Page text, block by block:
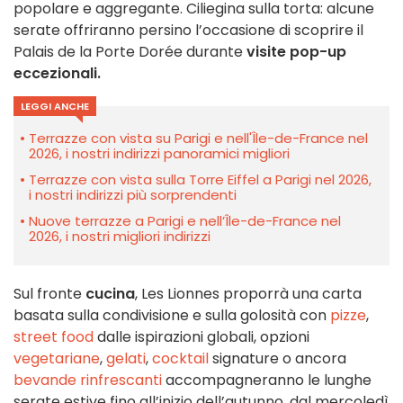
popolare e aggregante. Ciliegina sulla torta: alcune
serate offriranno persino l’occasione di scoprire il
Palais de la Porte Dorée durantevisite pop-up
eccezionali.
LEGGI ANCHE
Terrazze con vista su Parigi e nell'Île-de-France nel
2026, i nostri indirizzi panoramici migliori
Terrazze con vista sulla Torre Eiffel a Parigi nel 2026,
i nostri indirizzi più sorprendenti
Nuove terrazze a Parigi e nell’Île-de-France nel
2026, i nostri migliori indirizzi
Sul fronte cucina, Les Lionnes proporrà una carta
basata sulla condivisione e sulla golosità con pizze,
street fooddalle ispirazioni globali, opzioni
vegetariane,gelati,cocktailsignature o ancora
bevande rinfrescantiaccompagneranno le lunghe